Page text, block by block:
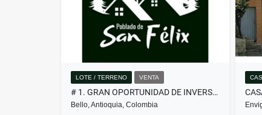
LOTE / TERRENO VENTA
# 1. GRAN OPORTUNIDAD DE INVERSIÓN, LOTE EN VENTA EN SAN FÉLIX
Bello, Antioquia, Colombia